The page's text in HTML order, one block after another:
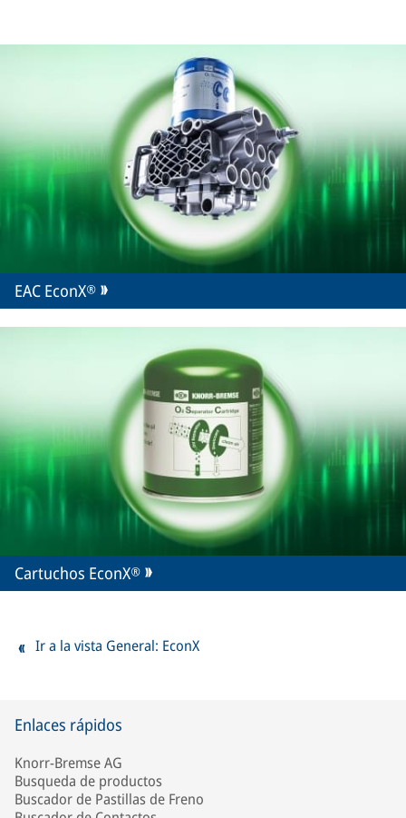
EAC EconX®
Cartuchos EconX®
Ir a la vista General: EconX
Enlaces rápidos
Knorr-Bremse AG
Busqueda de productos
Buscador de Pastillas de Freno